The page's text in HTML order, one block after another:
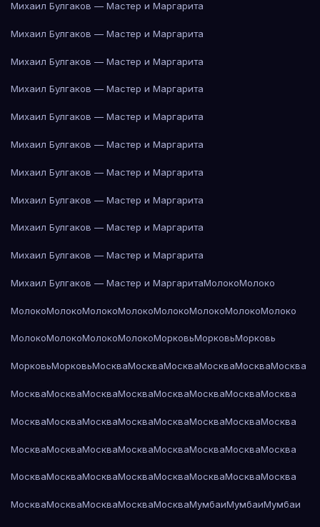
Михаил Булгаков — Мастер и Маргарита
Михаил Булгаков — Мастер и Маргарита
Михаил Булгаков — Мастер и Маргарита
Михаил Булгаков — Мастер и Маргарита
Михаил Булгаков — Мастер и Маргарита
Михаил Булгаков — Мастер и Маргарита
Михаил Булгаков — Мастер и Маргарита
Михаил Булгаков — Мастер и Маргарита
Михаил Булгаков — Мастер и Маргарита
Михаил Булгаков — Мастер и Маргарита
Михаил Булгаков — Мастер и МаргаритаМолокоМолоко
МолокоМолокоМолокоМолокоМолокоМолокоМолокоМолоко
МолокоМолокоМолокоМолокоМорковьМорковьМорковь
МорковьМорковьМоскваМоскваМоскваМоскваМоскваМосква
МоскваМоскваМоскваМоскваМоскваМоскваМоскваМосква
МоскваМоскваМоскваМоскваМоскваМоскваМоскваМосква
МоскваМоскваМоскваМоскваМоскваМоскваМоскваМосква
МоскваМоскваМоскваМоскваМоскваМоскваМоскваМосква
МоскваМоскваМоскваМоскваМоскваМумбаиМумбаиМумбаи